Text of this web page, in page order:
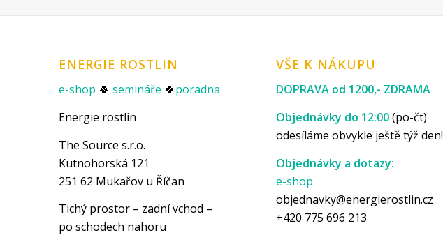
ENERGIE ROSTLIN
e-shop 🍀 semináře 🍀poradna
Energie rostlin
The Source s.r.o.
Kutnohorská 121
251 62 Mukařov u Říčan
Tichý prostor – zadní vchod –
po schodech nahoru
VŠE K NÁKUPU
DOPRAVA od 1200,- ZDRAMA
Objednávky do 12:00(po-čt)
odesíláme obvykle ještě týž den!
Objednávky a dotazy:
e-shop
objednavky@energierostlin.cz
+420 775 696 213